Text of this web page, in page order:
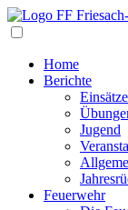
Home
Berichte
Einsätze
Jugend
Feuerwehr